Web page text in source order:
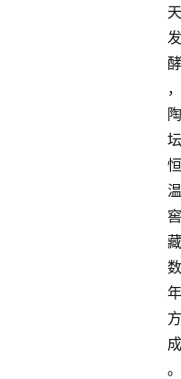
天
发
酵
，
陶
坛
恒
温
窖
藏
数
年
方
成
。